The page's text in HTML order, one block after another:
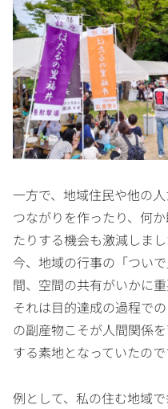
一方で、地域住民や他の
つながりを作ったり、何
たりする機会も激減しま
今、地域の行事の「つい
間、空間の共有がいかに
それは目的達成の過程で
の副産物こそが人間関係
する素地となっていたので
例として、私の住む地域